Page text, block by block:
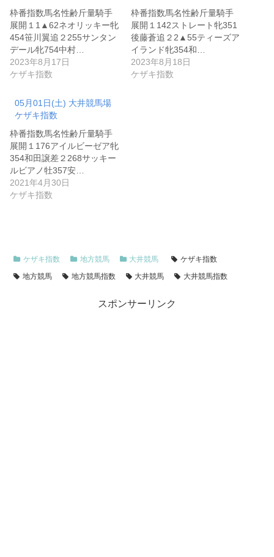
枠番指数馬名性齢斤量騎手
展開１1▲62ネオリッキー牝
454笹川翼追２255サンタン
デール牝754中村…
2023年8月17日
ケザキ指数
枠番指数馬名性齢斤量騎手
展開１142ストレート牝351
後藤蒼追２2▲55ティーズア
イランド牝354和…
2023年8月18日
ケザキ指数
05月01日(土) 大井競馬場
ケザキ指数
枠番指数馬名性齢斤量騎手
展開１176アイルビーゼア牝
354和田譲差２268サッキー
ルビアノ牡357安…
2021年4月30日
ケザキ指数
ケザキ指数 地方競馬 大井競馬
ケザキ指数
地方競馬
地方競馬指数 大井競馬 大井競馬指数
スポンサーリンク